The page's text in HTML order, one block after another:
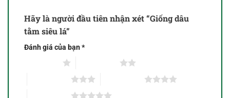
Hãy là người đầu tiên nhận xét “Giống dâu
tằm siêu lá”
Đánh giá của bạn*